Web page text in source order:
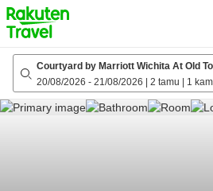
to
top
page
Courtyard by Marriott Wichita At Old
20/08/2026 - 21/08/2026 2 tamu 1